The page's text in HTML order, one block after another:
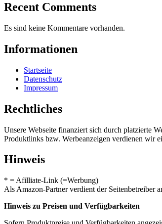
Recent Comments
Es sind keine Kommentare vorhanden.
Informationen
Startseite
Datenschutz
Impressum
Rechtliches
Unsere Webseite finanziert sich durch platzierte
Produktlinks bzw. Werbeanzeigen verdienen wir
Hinweis
* = Afilliate-Link (=Werbung)
Als Amazon-Partner verdient der Seitenbetreiber
Hinweis zu Preisen und Verfügbarkeiten